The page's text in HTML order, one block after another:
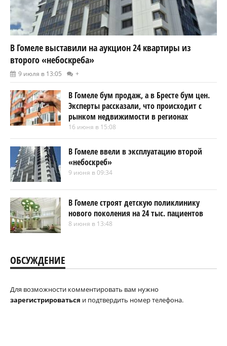
В Гомеле выставили на аукцион 24 квартиры из
второго «небоскреба»
9 июля в 13:05 +
В Гомеле бум продаж, а в Бресте бум цен.
Эксперты рассказали, что происходит с
рынком недвижимости в регионах
16 июня в 15:08
В Гомеле ввели в эксплуатацию второй
«небоскреб»
9 июня в 09:34
В Гомеле строят детскую поликлинику
нового поколения на 24 тыс. пациентов
8 июня в 13:48
ОБСУЖДЕНИЕ
Для возможности комментировать вам нужно
зарегистрироваться и подтвердить номер телефона.